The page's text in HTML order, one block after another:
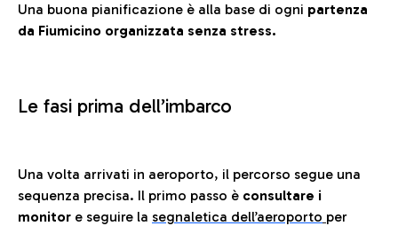
Una buona pianificazione è alla base di ogni partenza
da Fiumicino organizzata senza stress.
Le fasi prima dell’imbarco
Una volta arrivati in aeroporto, il percorso segue una
sequenza precisa. Il primo passo è consultare i
monitor e seguire la segnaletica dell’aeroporto per